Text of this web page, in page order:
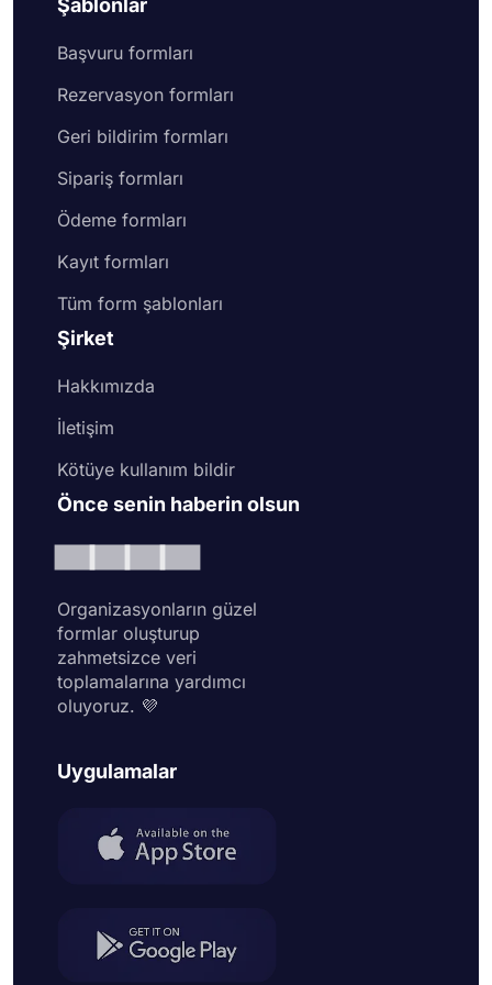
Form kayıtlarını ve istatistiklerini paylaşma:
zamanlı veri toplamanın yanı sıra, topladığınız
verileri gerçek zamanlı olarak paylaşma
seçeneğiniz de vardır. Bir yarışma düzenliyorsanız
istiyorsanız, forms.app'te form yanıtlarını kolayca
Şablonlar
Başvuru formları
Rezervasyon formları
Geri bildirim formları
Sipariş formları
Ödeme formları
Kayıt formları
Tüm form şablonları
Şirket
Hakkımızda
İletişim
Kötüye kullanım bildir
Önce senin haberin olsun
Organizasyonların güzel
formlar oluşturup
zahmetsizce veri
toplamalarına yardımcı
oluyoruz. 💜
Uygulamalar